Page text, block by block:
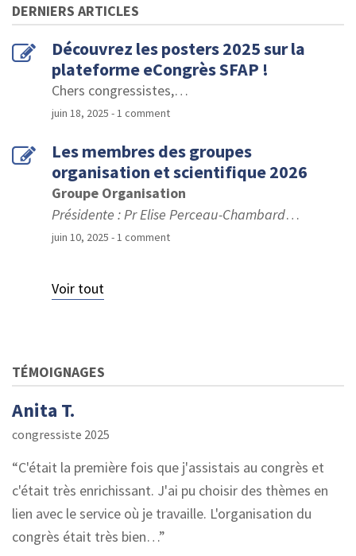
DERNIERS ARTICLES
Découvrez les posters 2025 sur la
plateforme eCongrès SFAP !
Chers congressistes,…
juin 18, 2025 - 1 comment
Les membres des groupes
organisation et scientifique 2026
Groupe Organisation
Présidente : Pr Elise Perceau-Chambard…
juin 10, 2025 - 1 comment
Voir tout
TÉMOIGNAGES
Anita T.
congressiste 2025
C'était la première fois que j'assistais au congrès et
c'était très enrichissant. J'ai pu choisir des thèmes en
lien avec le service où je travaille. L'organisation du
congrès était très bien…